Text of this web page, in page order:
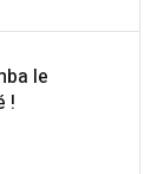
le
!